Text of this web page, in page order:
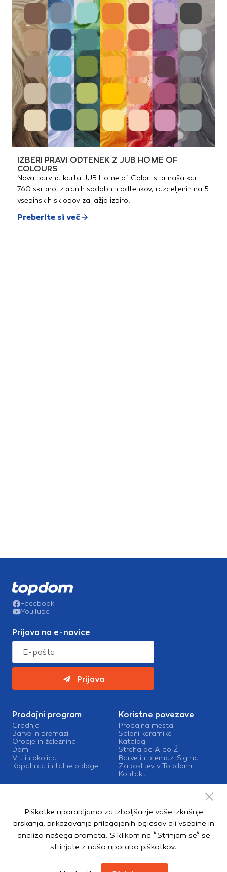
IZBERI PRAVI ODTENEK Z JUB HOME OF
COLOURS
Nova barvna karta JUB Home of Colours prinaša kar
760 skrbno izbranih sodobnih odtenkov, razdeljenih na 5
vsebinskih sklopov za lažjo izbiro.
Preberite si več
Facebook
YouTube
Prijava na e-novice
Prijava
Prodajni program
Gradnja
Barve in premazi
Orodje in železnina
Dom
Vrt in okolica
Kopalnica in talne obloge
Koristne povezave
Prodajna mesta
Saloni keramike
Katalogi
Streha od A do Ž
Barve in premazi Sigma
Zaposlitev v Topdomu
Kontakt
Mešalnice barv
Dostava
Zasebnost in piškotki
Piškotke uporabljamo za izboljšanje vaše izkušnje
brskanja, prikazovanje prilagojenih oglasov ali vsebine in
analizo našega prometa. S klikom na “Strinjam se” se
strinjate z našo uporabo piškotkov.